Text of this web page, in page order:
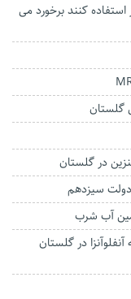
استفاده کنند برخورد می
دولت سیزدهم
آب شرب
در گلستان